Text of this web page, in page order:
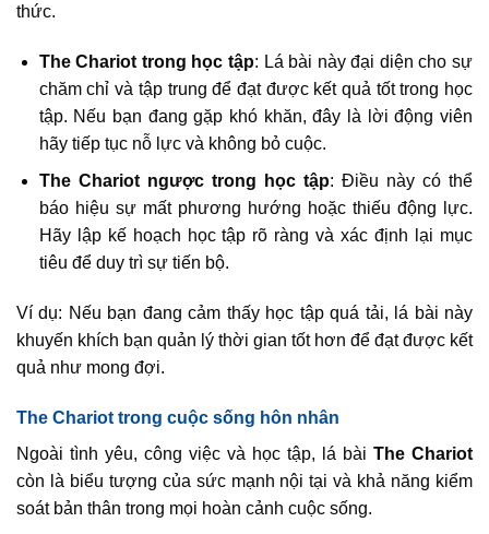
thức.
The Chariot trong học tập: Lá bài này đại diện cho sự
chăm chỉ và tập trung để đạt được kết quả tốt trong học
tập. Nếu bạn đang gặp khó khăn, đây là lời động viên
hãy tiếp tục nỗ lực và không bỏ cuộc.
The Chariot ngược trong học tập: Điều này có thể
báo hiệu sự mất phương hướng hoặc thiếu động lực.
Hãy lập kế hoạch học tập rõ ràng và xác định lại mục
tiêu để duy trì sự tiến bộ.
Ví dụ: Nếu bạn đang cảm thấy học tập quá tải, lá bài này
khuyến khích bạn quản lý thời gian tốt hơn để đạt được kết
quả như mong đợi.
The Chariot trong cuộc sống hôn nhân
Ngoài tình yêu, công việc và học tập, lá bài The Chariot
còn là biểu tượng của sức mạnh nội tại và khả năng kiểm
soát bản thân trong mọi hoàn cảnh cuộc sống.